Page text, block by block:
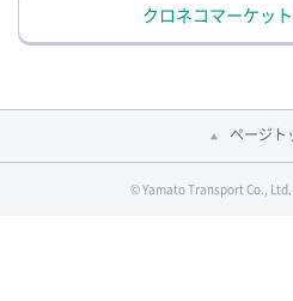
クロネコマーケッ
ページト
© Yamato Transport Co.,